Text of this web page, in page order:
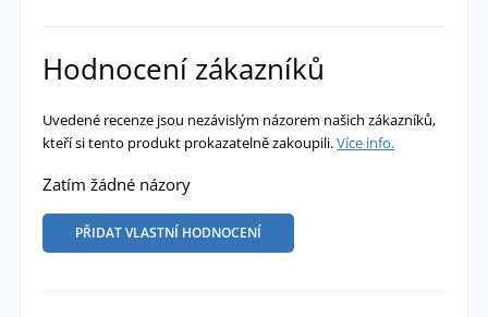
Hodnocení zákazníků
Uvedené recenze jsou nezávislým názorem našich zákazníků,
kteří si tento produkt prokazatelně zakoupili.Více info.
Zatím žádné názory
PŘIDAT VLASTNÍ HODNOCENÍ